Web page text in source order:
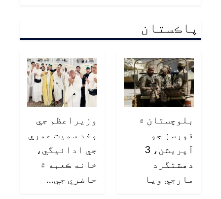
پاڪستان
بلوچستان ۾
فورسز جو
آپريشن، 3
دهشتگرد
مارجي ويا
وزيراعظم جي
وفد سميت عمري
جي ادائيگي،
خانه ڪعبه ۾
حاضري جي…